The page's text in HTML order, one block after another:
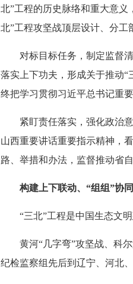
北”工程的历史脉络和重大意
北”工程攻坚战顶层设计、分工
对标目标任务，制定监督清
落实上下功夫，形成关于推动
终把学习贯彻习近平总书记重
紧盯责任落实，强化政治意
山西重要讲话重要指示精神，
路、举措和办法，监督推动省
构建上下联动、“组组”协
“三北”工程是中国生态文明
黄河“几字弯”攻坚战、科尔
纪检监察组先后到辽宁、河北